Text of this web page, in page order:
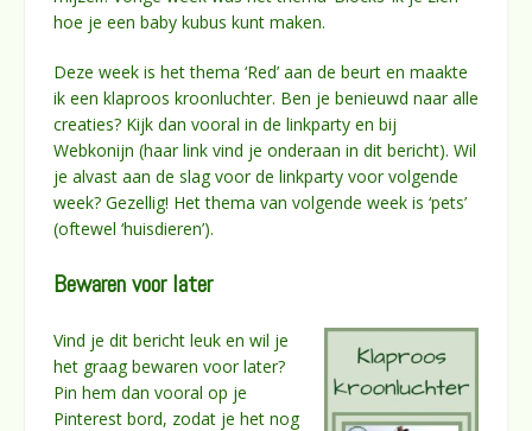
hoe je een baby kubus kunt maken.
Deze week is het thema ‘Red’ aan de beurt en maakte
ik een klaproos kroonluchter. Ben je benieuwd naar alle
creaties? Kijk dan vooral in de linkparty en bij
Webkonijn (haar link vind je onderaan in dit bericht). Wil
je alvast aan de slag voor de linkparty voor volgende
week? Gezellig! Het thema van volgende week is ‘pets’
(oftewel ‘huisdieren’).
Bewaren voor later
Vind je dit bericht leuk en wil je
het graag bewaren voor later?
Pin hem dan vooral op je
Pinterest bord, zodat je het nog